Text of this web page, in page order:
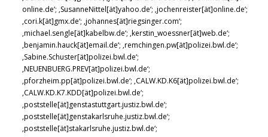
online.de‘; ‚SusanneNittel[ät]yahoo.de‘; ‚jochenreister[ät]online.de‘;
‚cori.k[ät]gmx.de‘; ‚johannes[ät]riegsinger.com‘;
‚michael.sengle[ät]kabelbw.de‘; ‚kerstin_woessner[ät]web.de‘;
‚benjamin.hauck[ät]email.de‘; ‚remchingen.pw[ät]polizei.bwl.de‘;
‚Sabine.Schuster[ät]polizei.bwl.de‘;
‚NEUENBUERG.PREV[ät]polizei.bwl.de‘;
‚pforzheim.pp[ät]polizei.bwl.de‘; ‚CALW.KD.K6[ät]polizei.bwl.de‘;
‚CALW.KD.K7.KDD[ät]polizei.bwl.de‘;
‚poststelle[ät]genstastuttgart.justiz.bwl.de‘;
‚poststelle[ät]genstakarlsruhe.justiz.bwl.de‘;
‚poststelle[ät]stakarlsruhe.justiz.bwl.de‘;